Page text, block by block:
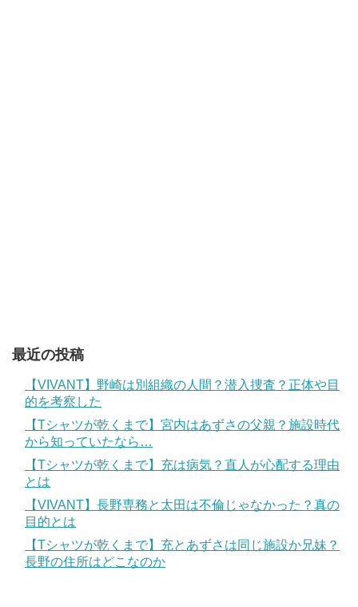
最近の投稿
【VIVANT】野崎は別組織の人間？潜入捜査？正体や目
的を考察した
【Tシャツが乾くまで】宮内はあずさの父親？施設時代
から知っていたなら…
【Tシャツが乾くまで】充は病気？直人が心配する理由
とは
【VIVANT】長野専務と太田は不倫じゃなかった？真の
目的とは
【Tシャツが乾くまで】充とあずさは同じ施設か兄妹？
長野の住所はどこなのか